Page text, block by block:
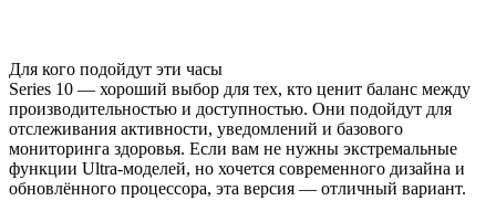
Для кого подойдут эти часы
Series 10 — хороший выбор для тех, кто ценит баланс между
производительностью и доступностью. Они подойдут для
отслеживания активности, уведомлений и базового
мониторинга здоровья. Если вам не нужны экстремальные
функции Ultra-моделей, но хочется современного дизайна и
обновлённого процессора, эта версия — отличный вариант.